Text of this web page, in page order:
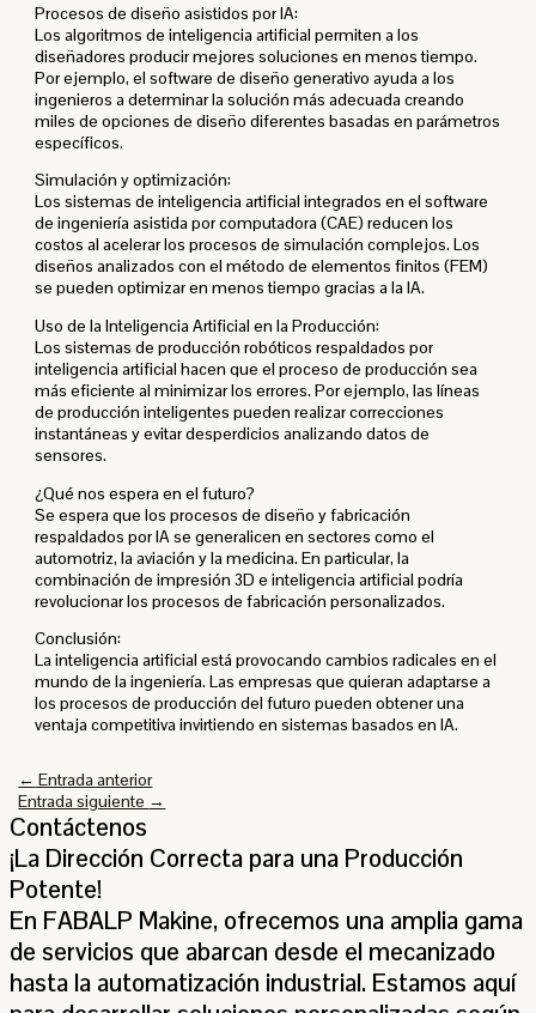
Procesos de diseño asistidos por IA:
Los algoritmos de inteligencia artificial permiten a los
diseñadores producir mejores soluciones en menos tiempo.
Por ejemplo, el software de diseño generativo ayuda a los
ingenieros a determinar la solución más adecuada creando
miles de opciones de diseño diferentes basadas en parámetros
específicos.
Simulación y optimización:
Los sistemas de inteligencia artificial integrados en el software
de ingeniería asistida por computadora (CAE) reducen los
costos al acelerar los procesos de simulación complejos. Los
diseños analizados con el método de elementos finitos (FEM)
se pueden optimizar en menos tiempo gracias a la IA.
Uso de la Inteligencia Artificial en la Producción:
Los sistemas de producción robóticos respaldados por
inteligencia artificial hacen que el proceso de producción sea
más eficiente al minimizar los errores. Por ejemplo, las líneas
de producción inteligentes pueden realizar correcciones
instantáneas y evitar desperdicios analizando datos de
sensores.
¿Qué nos espera en el futuro?
Se espera que los procesos de diseño y fabricación
respaldados por IA se generalicen en sectores como el
automotriz, la aviación y la medicina. En particular, la
combinación de impresión 3D e inteligencia artificial podría
revolucionar los procesos de fabricación personalizados.
Conclusión:
La inteligencia artificial está provocando cambios radicales en el
mundo de la ingeniería. Las empresas que quieran adaptarse a
los procesos de producción del futuro pueden obtener una
ventaja competitiva invirtiendo en sistemas basados ​​en IA.
← Entrada anterior
Entrada siguiente →
Contáctenos
¡La Dirección Correcta para una Producción
Potente!
En FABALP Makine, ofrecemos una amplia gama
de servicios que abarcan desde el mecanizado
hasta la automatización industrial. Estamos aquí